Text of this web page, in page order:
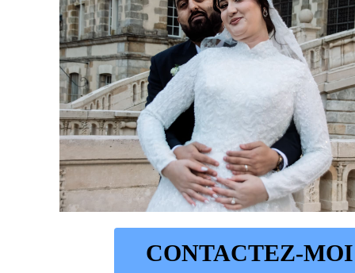
CONTACTEZ-MOI